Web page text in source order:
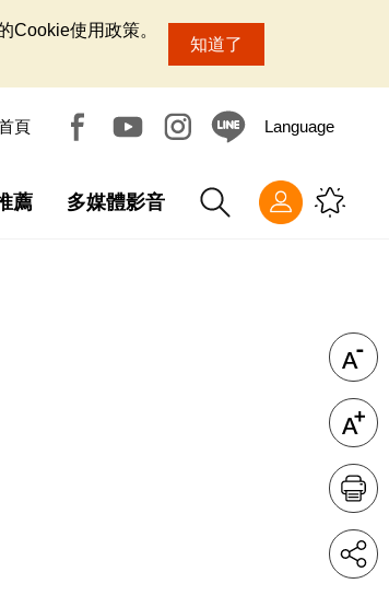
Cookie使用政策。
知道了
頁 Language
薦 多媒體影音